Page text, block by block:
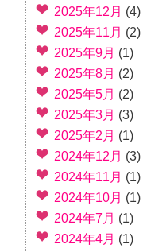
2025年12月 (4)
2025年11月 (2)
2025年9月 (1)
2025年8月 (2)
2025年5月 (2)
2025年3月 (3)
2025年2月 (1)
2024年12月 (3)
2024年11月 (1)
2024年10月 (1)
2024年7月 (1)
2024年4月 (1)